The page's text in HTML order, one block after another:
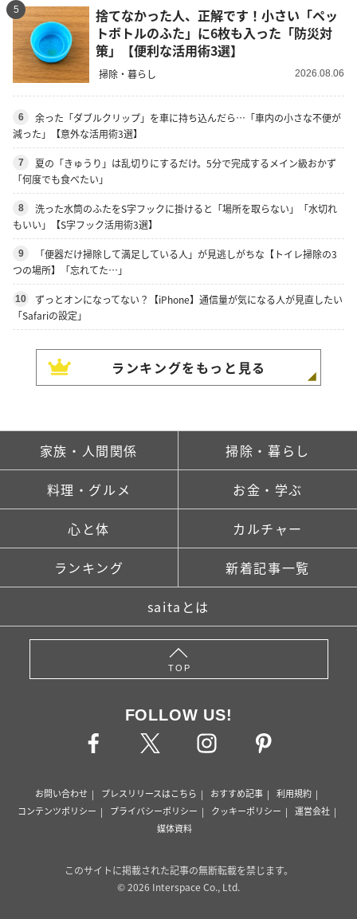
5
捨てなかった人、正解です！小さい「ペッ
トボトルのふた」に6枚も入った「防災対
策」【便利な活用術3選】
掃除・暮らし 2026.08.06
6
余った「ダブルクリップ」を車に持ち込んだら…「車内の小さな不便が
減った」【意外な活用術3選】
7
夏の「きゅうり」は乱切りにするだけ。5分で完成するメイン級おかず
「何度でも食べたい」
8
洗った水筒のふたをS字フックに掛けると「場所を取らない」「水切れ
もいい」【S字フック活用術3選】
9
「便器だけ掃除して満足している人」が見逃しがちな【トイレ掃除の3
つの場所】「忘れてた…」
10
ずっとオンになってない？【iPhone】通信量が気になる人が見直したい
「Safariの設定」
ランキングをもっと見る
家族・人間関係 掃除・暮らし
料理・グルメ お金・学ぶ
心と体 カルチャー
ランキング 新着記事一覧
saitaとは
TOP
FOLLOW US!
お問い合わせ プレスリリースはこちら おすすめ記事
利用規約
コンテンツポリシー
プライバシーポリシー クッキーポリシー
運営会社
媒体資料
このサイトに掲載された記事の無断転載を禁じます。
© 2026 Interspace Co., Ltd.